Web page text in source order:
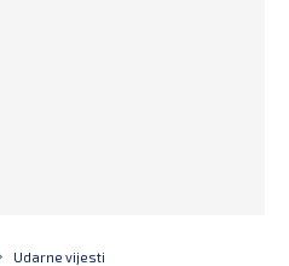
Udarne vijesti